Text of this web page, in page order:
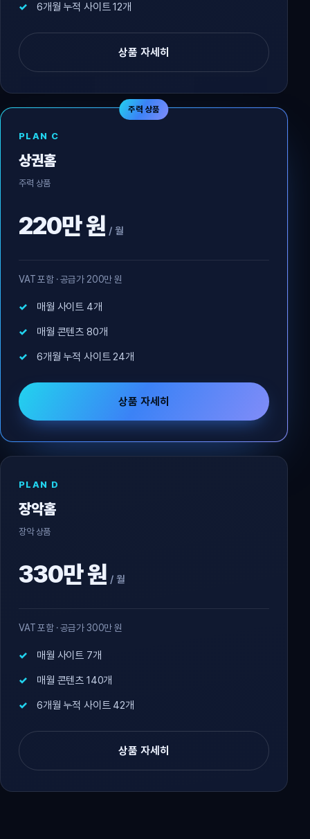
6개월 누적 사이트 12개
상품 자세히
주력 상품
PLAN C
상권홈
주력 상품
220만 원 / 월
VAT 포함 · 공급가 200만 원
매월 사이트 4개
매월 콘텐츠 80개
6개월 누적 사이트 24개
상품 자세히
PLAN D
장악홈
장악 상품
330만 원 / 월
VAT 포함 · 공급가 300만 원
매월 사이트 7개
매월 콘텐츠 140개
6개월 누적 사이트 42개
상품 자세히